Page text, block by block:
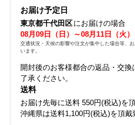
お届け予定日
東京都千代田区にお届けの場合
08月09日（日）～08月11日（火）
交通状況・天候の影響や注文が集中した場合等、
います。
開封後のお客様都合の返品・交
了承ください。
送料
お届け先毎に送料 550円(税込)を
沖縄県は送料1,100円(税込)を頂戴